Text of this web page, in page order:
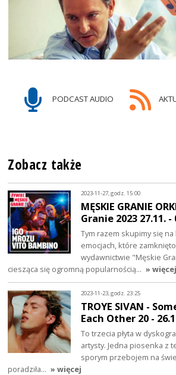
PODCAST AUDIO
Zobacz także
2023-11-27, godz. 15:00
MĘSKIE GRANIE
Granie 2023 27.11. -
Tym razem skupimy się
emocjach, które
wydawnictwie "Męskie
ciesząca się ogromną popularnością… » więcej
2023-11-23, godz. 23:25
TROYE SIVAN -
Each Other 20 -
To trzecia płyta w
artysty. Jedna piosenka z
sporym przebojem na
poradziła… » więcej